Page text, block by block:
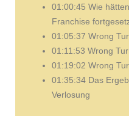
01:00:45 Wie
Franchise
01:05:37 Wrong
01:11:53 Wrong
01:19:02 Wrong
01:35:34 Das
Verlosung